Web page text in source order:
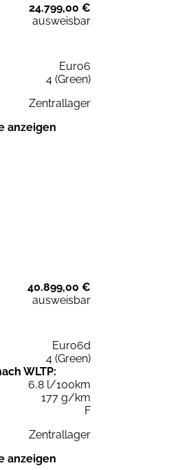
24.799,00 €
ausweisbar
Euro6
4 (Green)
Zentrallager
anzeigen
40.899,00 €
ausweisbar
Euro6d
4 (Green)
WLTP:
6,8 l/100km
177 g/km
F
Zentrallager
anzeigen